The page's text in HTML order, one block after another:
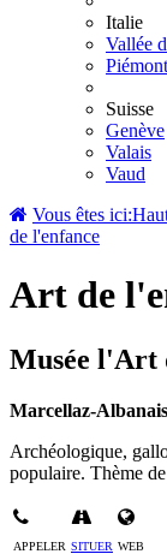
Italie
Vallée
Piémont
Suisse
Genève
Valais
Vaud
Vous êtes ici:
de l'enfance
Art de
Musée l'Art
Marcellaz-Albanais
Archéologique,
populaire. Thème
APPELER SITUER WEB